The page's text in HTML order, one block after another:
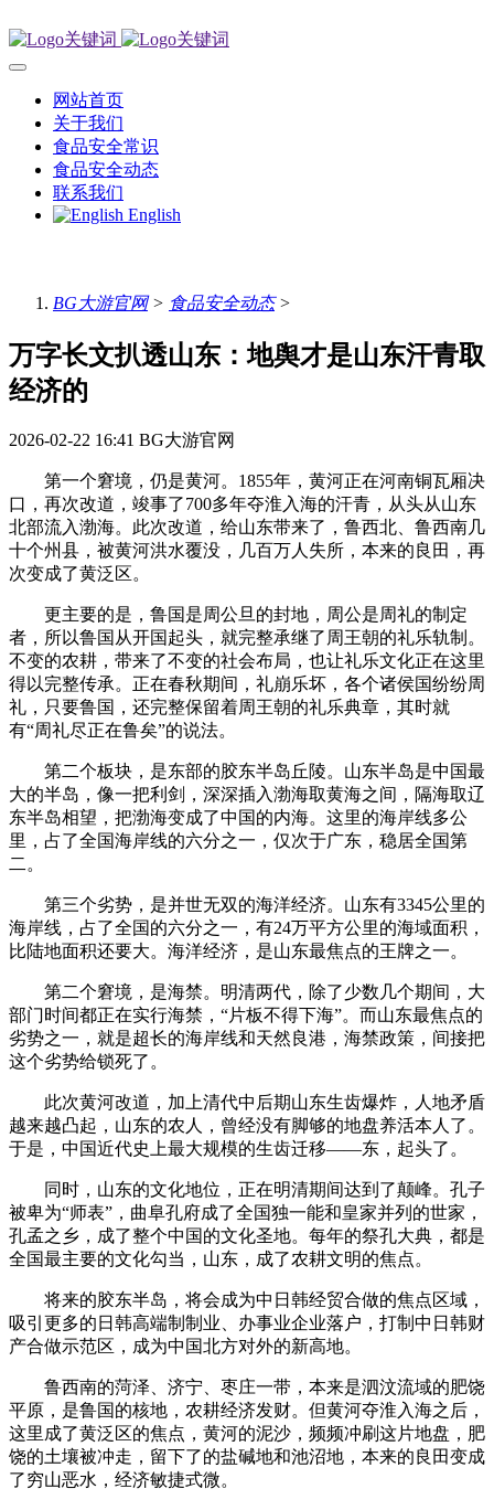
网站首页
关于我们
食品安全常识
食品安全动态
联系我们
English
BG大游官网> 食品安全动态>
万字长文扒透山东：地舆才是山东汗青取
经济的
2026-02-22 16:41 BG大游官网
第一个窘境，仍是黄河。1855年，黄河正在河南铜瓦厢决
口，再次改道，竣事了700多年夺淮入海的汗青，从头从山东
北部流入渤海。此次改道，给山东带来了，鲁西北、鲁西南几
十个州县，被黄河洪水覆没，几百万人失所，本来的良田，再
次变成了黄泛区。
更主要的是，鲁国是周公旦的封地，周公是周礼的制定
者，所以鲁国从开国起头，就完整承继了周王朝的礼乐轨制。
不变的农耕，带来了不变的社会布局，也让礼乐文化正在这里
得以完整传承。正在春秋期间，礼崩乐坏，各个诸侯国纷纷周
礼，只要鲁国，还完整保留着周王朝的礼乐典章，其时就
有“周礼尽正在鲁矣”的说法。
第二个板块，是东部的胶东半岛丘陵。山东半岛是中国最
大的半岛，像一把利剑，深深插入渤海取黄海之间，隔海取辽
东半岛相望，把渤海变成了中国的内海。这里的海岸线多公
里，占了全国海岸线的六分之一，仅次于广东，稳居全国第
二。
第三个劣势，是并世无双的海洋经济。山东有3345公里的
海岸线，占了全国的六分之一，有24万平方公里的海域面积，
比陆地面积还要大。海洋经济，是山东最焦点的王牌之一。
第二个窘境，是海禁。明清两代，除了少数几个期间，大
部门时间都正在实行海禁，“片板不得下海”。而山东最焦点的
劣势之一，就是超长的海岸线和天然良港，海禁政策，间接把
这个劣势给锁死了。
此次黄河改道，加上清代中后期山东生齿爆炸，人地矛盾
越来越凸起，山东的农人，曾经没有脚够的地盘养活本人了。
于是，中国近代史上最大规模的生齿迁移——东，起头了。
同时，山东的文化地位，正在明清期间达到了颠峰。孔子
被卑为“师表”，曲阜孔府成了全国独一能和皇家并列的世家，
孔孟之乡，成了整个中国的文化圣地。每年的祭孔大典，都是
全国最主要的文化勾当，山东，成了农耕文明的焦点。
将来的胶东半岛，将会成为中日韩经贸合做的焦点区域，
吸引更多的日韩高端制制业、办事业企业落户，打制中日韩财
产合做示范区，成为中国北方对外的新高地。
鲁西南的菏泽、济宁、枣庄一带，本来是泗汶流域的肥饶
平原，是鲁国的核地，农耕经济发财。但黄河夺淮入海之后，
这里成了黄泛区的焦点，黄河的泥沙，频频冲刷这片地盘，肥
饶的土壤被冲走，留下了的盐碱地和池沼地，本来的良田变成
了穷山恶水，经济敏捷式微。